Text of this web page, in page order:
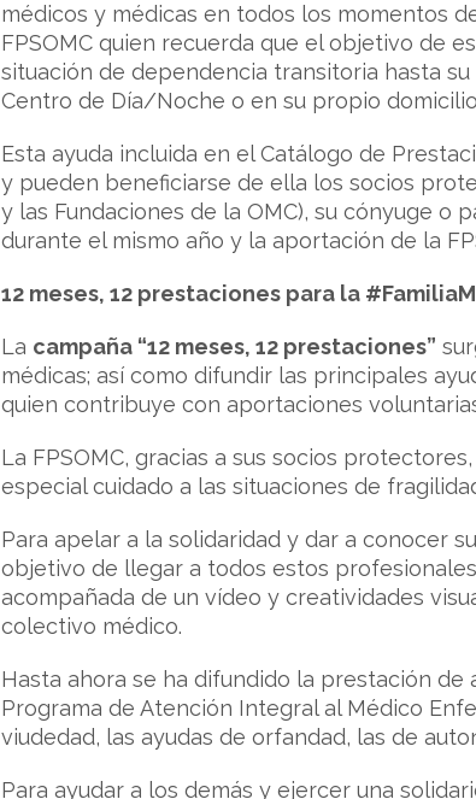
médicos y médicas en todos los momentos
FPSOMC quien recuerda que el objetivo de
situación de dependencia transitoria hasta
Centro de Día/Noche o en su propio
Esta ayuda incluida en el Catálogo de
y pueden beneficiarse de ella los socios
y las Fundaciones de la OMC), su cónyuge o
durante el mismo año y la aportación de la
12 meses, 12 prestaciones para la
La campaña “12 meses, 12 prestaciones”
médicas; así como difundir las principales
quien contribuye con aportaciones
La FPSOMC, gracias a sus socios
especial cuidado a las situaciones de
Para apelar a la solidaridad y dar a conocer
objetivo de llegar a todos estos
acompañada de un vídeo y creatividades
colectivo médico.
Hasta ahora se ha difundido la prestación
Programa de Atención Integral al Médico
viudedad, las ayudas de orfandad, las de
Para ayudar a los demás y ejercer una